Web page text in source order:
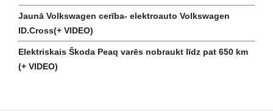
Jaunā Volkswagen cerība- elektroauto Volkswagen
ID.Cross(+ VIDEO)
Elektriskais Škoda Peaq varēs nobraukt līdz pat 650 km
(+ VIDEO)